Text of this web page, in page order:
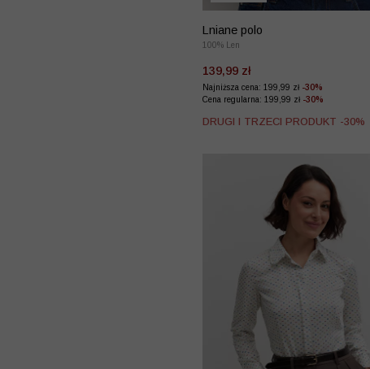
Lniane polo
100% Len
139,99 zł
Najniższa cena: 199,99 zł -30%
Cena regularna: 199,99 zł -30%
DRUGI I TRZECI PRODUKT -30%